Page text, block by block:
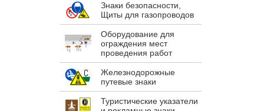
Знаки безопасности,
Щиты для газопроводов
Оборудование для
ограждения мест
проведения работ
Железнодорожные
путевые знаки
Туристические указатели